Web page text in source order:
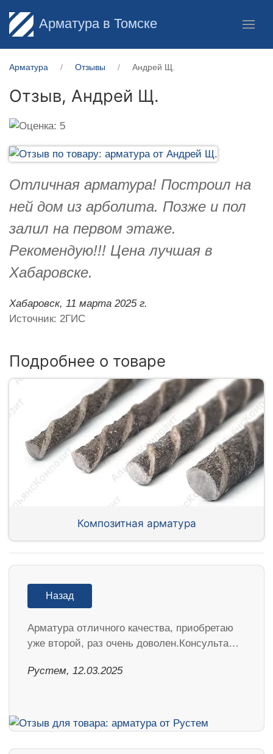
Арматура в Томске
Арматура Отзывы Андрей Щ.
Отзыв, Андрей Щ.
Отличная арматура! Построил на
ней дом из арболита. Позже и пол
залил на первом этаже.
Рекомендую!!! Цена лучшая в
Хабаровске.
Хабаровск, 11 марта 2025 г.
Источник: 2ГИС
Подробнее о товаре
Композитная арматура
Назад
Арматура отличного качества, приобретаю
уже второй, раз очень доволен.Консульта…
Рустем, 12.03.2025